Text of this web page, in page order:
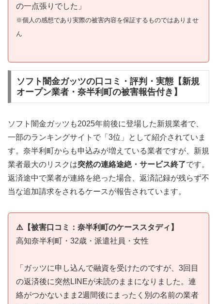
の一点張りでした」
※個人の感想であり実際の被害内容を保証するものではありませ
ん
ソフト闇金ガッツの口コミ・評判・実態【新規
オープン業者・奈半利町の被害報告付き】
ソフト闇金ガッツも2025年前後に登場した新規業者で、
一部のランキングサイトで「3位」として紹介されていま
す。奈半利町からも申込みが増えている業者ですが、新規
業者最大のリスクは突然の連絡途絶・サービス終了です。
返済途中で業者が連絡を絶った場合、返済記録が残らず不
当な追加請求をされるケースが報告されています。
⚠️【被害口コミ：奈半利町のケーススタディ】
高知奈半利町・32歳・派遣社員・女性
「ガッツに申し込んで融資を受けたのですが、3回目
の返済後に突然LINEが未読のままになりました。連
絡がつかないまま2週間後にまったく別の名前の業者